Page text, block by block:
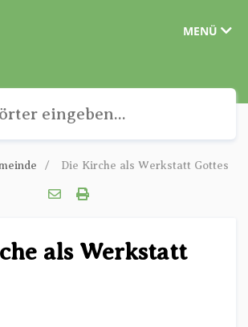
MENÜ
Die Kirche als Werkstatt Gottes
als Werkstatt